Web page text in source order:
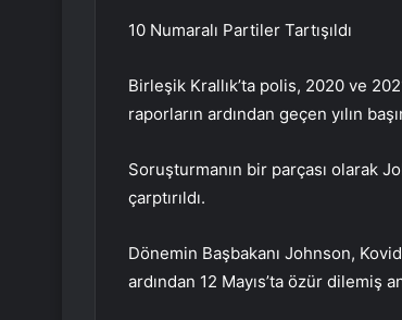
10 Numaralı Partiler Tartışıldı
Birleşik Krallık’ta polis, 2020 ve
raporların ardından geçen yılın
Soruşturmanın bir parçası olarak
çarptırıldı.
Dönemin Başbakanı Johnson,
ardından 12 Mayıs’ta özür dilemiş